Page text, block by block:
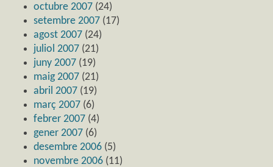
octubre 2007 (24)
setembre 2007 (17)
agost 2007 (24)
juliol 2007 (21)
juny 2007 (19)
maig 2007 (21)
abril 2007 (19)
març 2007 (6)
febrer 2007 (4)
gener 2007 (6)
desembre 2006 (5)
novembre 2006 (11)